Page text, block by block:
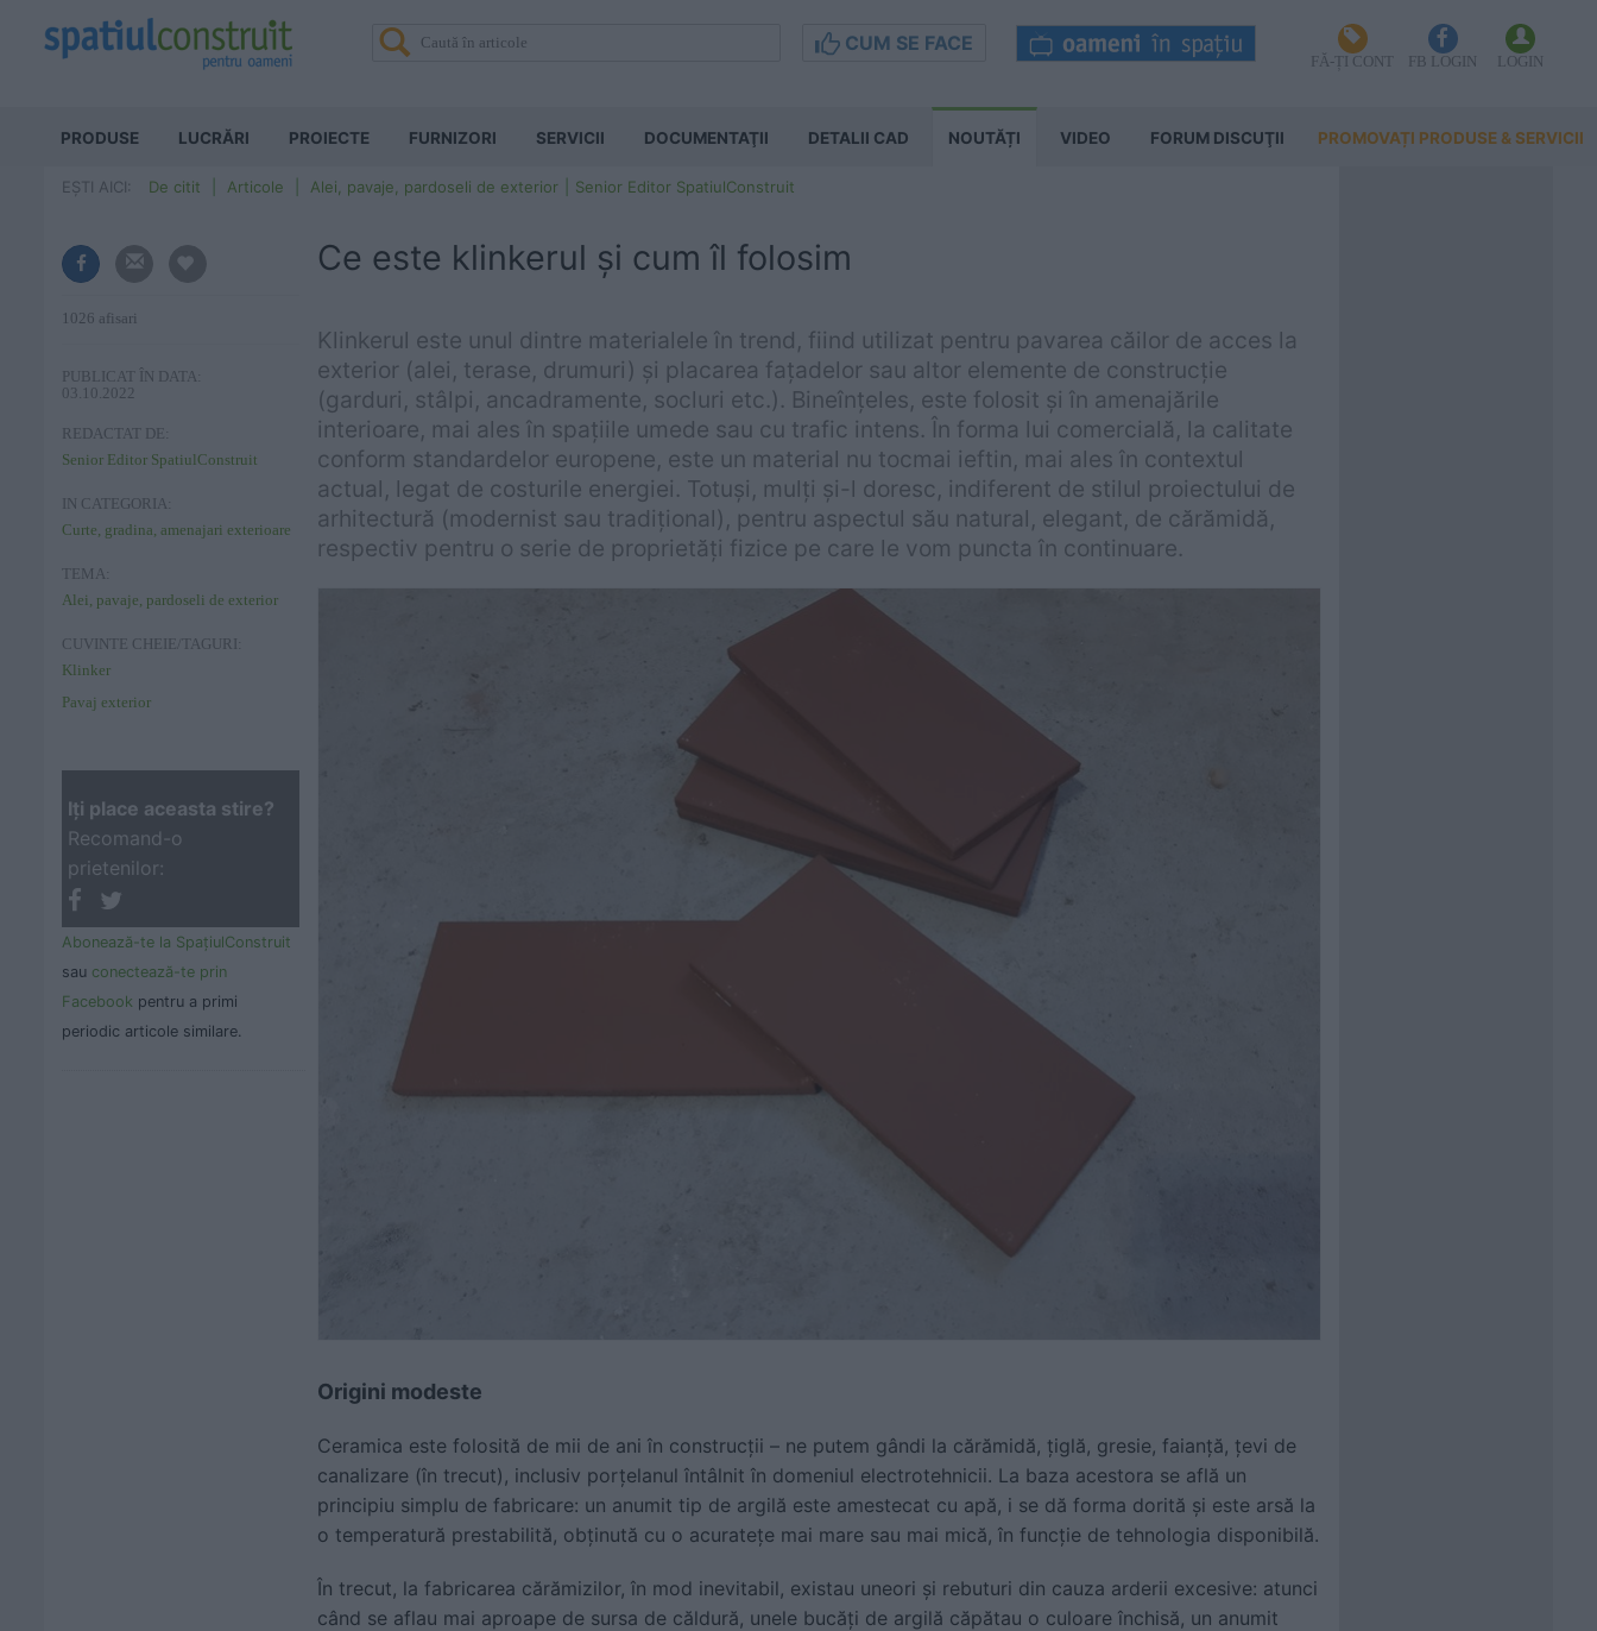
CUM SE FACE
FĂ-ȚI CONT FB LOGIN LOGIN
PRODUSE LUCRĂRI PROIECTE FURNIZORI SERVICII DOCUMENTAŢII DETALII CAD NOUTĂȚI VIDEO FORUM DISCUŢII PROMOVAȚI PRODUSE & SERVICII
EȘTI AICI: De citit Articole Alei, pavaje, pardoseli de exterior Senior Editor SpatiulConstruit
1026 afisari
PUBLICAT ÎN DATA:
03.10.2022
REDACTAT DE:
Senior Editor SpatiulConstruit
IN CATEGORIA:
Curte, gradina, amenajari exterioare
TEMA:
Alei, pavaje, pardoseli de exterior
CUVINTE CHEIE/TAGURI:
Klinker
Pavaj exterior
Iţi place aceasta stire?
Recomand-o
prietenilor:
Abonează-te la SpaţiulConstruit
sau conectează-te prin
Facebook pentru a primi
periodic articole similare.
Ce este klinkerul și cum îl folosim
Klinkerul este unul dintre materialele în trend, fiind utilizat pentru pavarea căilor de acces la
exterior (alei, terase, drumuri) și placarea fațadelor sau altor elemente de construcție
(garduri, stâlpi, ancadramente, socluri etc.). Bineînțeles, este folosit și în amenajările
interioare, mai ales în spațiile umede sau cu trafic intens. În forma lui comercială, la calitate
conform standardelor europene, este un material nu tocmai ieftin, mai ales în contextul
actual, legat de costurile energiei. Totuși, mulți și-l doresc, indiferent de stilul proiectului de
arhitectură (modernist sau tradițional), pentru aspectul său natural, elegant, de cărămidă,
respectiv pentru o serie de proprietăți fizice pe care le vom puncta în continuare.
Origini modeste
Ceramica este folosită de mii de ani în construcții – ne putem gândi la cărămidă, țiglă, gresie, faianță, țevi de
canalizare (în trecut), inclusiv porțelanul întâlnit în domeniul electrotehnicii. La baza acestora se află un
principiu simplu de fabricare: un anumit tip de argilă este amestecat cu apă, i se dă forma dorită și este arsă la
o temperatură prestabilită, obținută cu o acuratețe mai mare sau mai mică, în funcție de tehnologia disponibilă.
În trecut, la fabricarea cărămizilor, în mod inevitabil, existau uneori și rebuturi din cauza arderii excesive: atunci
când se aflau mai aproape de sursa de căldură, unele bucăți de argilă căpătau o culoare închisă, un anumit